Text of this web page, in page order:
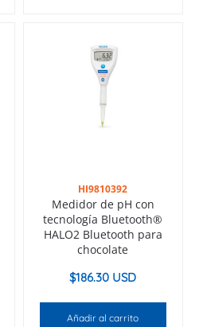
HI9810392
Medidor de pH con
tecnología Bluetooth®
HALO2 Bluetooth para
chocolate
$186.30 USD
Añadir al carrito